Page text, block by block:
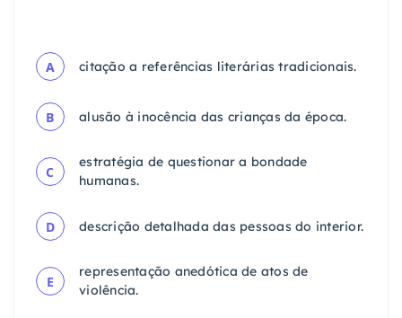
A citação a referências literárias tradicionais.
B alusão à inocência das crianças da época.
C
estratégia de questionar a bondade
humanas.
D descrição detalhada das pessoas do interior.
E
representação anedótica de atos de
violência.